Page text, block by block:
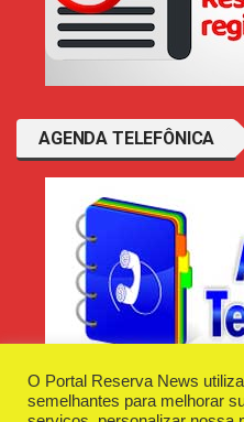
AGENDA TELEFÔNICA
O Portal Reserva News
semelhantes para melhorar